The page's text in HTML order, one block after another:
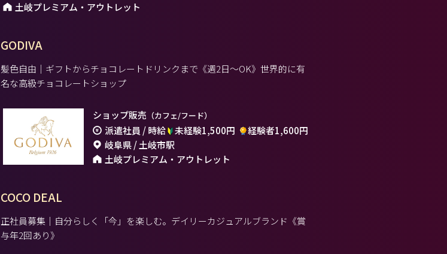
土岐プレミアム・アウトレット
GODIVA
髪色自由｜ギフトからチョコレートドリンクまで《週2日～OK》世界的に有
名な高級チョコレートショップ
ショップ販売 （カフェ/フード）
派遣社員 / 時給 未経験1,500円
経験者1,600円
岐阜県 / 土岐市駅
土岐プレミアム・アウトレット
COCO DEAL
正社員募集｜自分らしく「今」を楽しむ。デイリーカジュアルブランド《賞
与年2回あり》